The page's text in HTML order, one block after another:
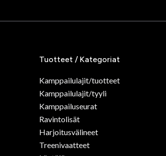
Tuotteet / Kategoriat
Kamppailulajit/tuotteet
Kamppailulajit/tyyli
Kamppailuseurat
Ravintolisät
Harjoitusvälineet
Treenivaatteet